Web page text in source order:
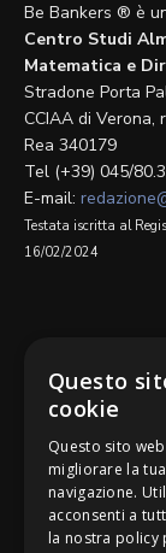
Be Bankers ® è
Centro Studi
Matematica e
Stradone Porta
CCIAA di Verona,
Rea 340179
Tel (+39) 045/
E-mail:
Testata iscritta al
16/02/2024
Be Bankers è
Questo
cookie
Questo sito
migliorare la
navigazione.
acconsenti a
la nostra policy